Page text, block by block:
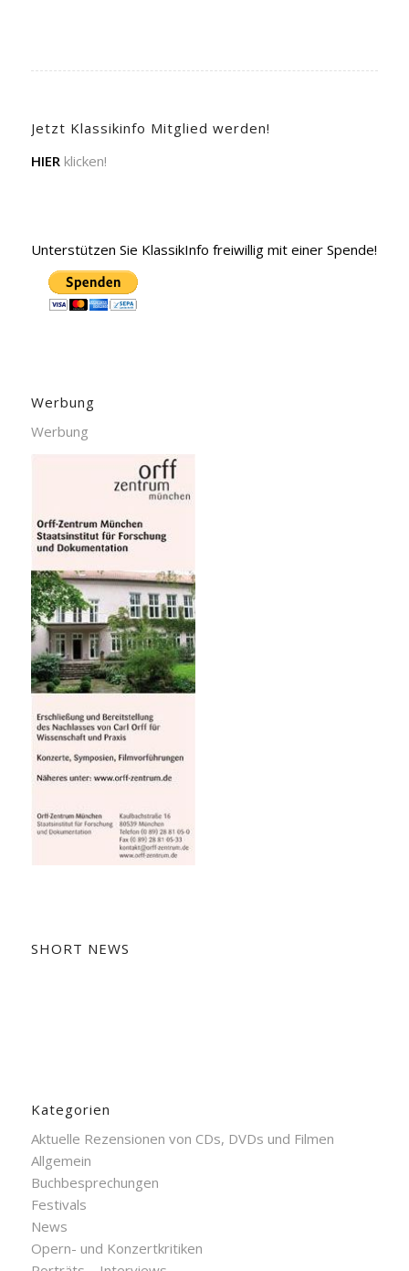
Jetzt Klassikinfo Mitglied werden!
HIERklicken!
Unterstützen Sie KlassikInfo freiwillig mit einer Spende!
Werbung
Werbung
SHORT NEWS
Kategorien
Aktuelle Rezensionen von CDs, DVDs und Filmen
Allgemein
Buchbesprechungen
Festivals
News
Opern- und Konzertkritiken